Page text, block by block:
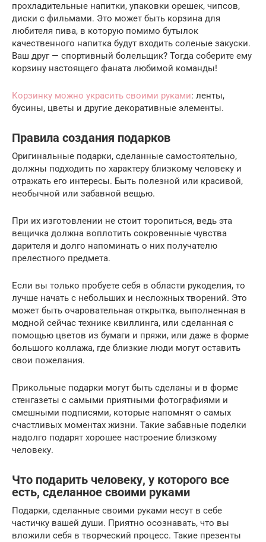
прохладительные напитки, упаковки орешек, чипсов,
диски с фильмами. Это может быть корзина для
любителя пива, в которую помимо бутылок
качественного напитка будут входить соленые закуски.
Ваш друг — спортивный болельщик? Тогда соберите ему
корзину настоящего фаната любимой команды!
Корзинку можно украсить своими руками: ленты,
бусины, цветы и другие декоративные элементы.
Правила создания подарков
Оригинальные подарки, сделанные самостоятельно,
должны подходить по характеру близкому человеку и
отражать его интересы. Быть полезной или красивой,
необычной или забавной вещью.
При их изготовлении не стоит торопиться, ведь эта
вещичка должна воплотить сокровенные чувства
дарителя и долго напоминать о них получателю
прелестного предмета.
Если вы только пробуете себя в области рукоделия, то
лучше начать с небольших и несложных творений. Это
может быть очаровательная открытка, выполненная в
модной сейчас технике квиллинга, или сделанная с
помощью цветов из бумаги и пряжи, или даже в форме
большого коллажа, где близкие люди могут оставить
свои пожелания.
Прикольные подарки могут быть сделаны и в форме
стенгазеты с самыми приятными фотографиями и
смешными подписями, которые напомнят о самых
счастливых моментах жизни. Такие забавные поделки
надолго подарят хорошее настроение близкому
человеку.
Что подарить человеку, у которого все
есть, сделанное своими руками
Подарки, сделанные своими руками несут в себе
частичку вашей души. Приятно осознавать, что вы
вложили себя в творческий процесс. Такие презенты